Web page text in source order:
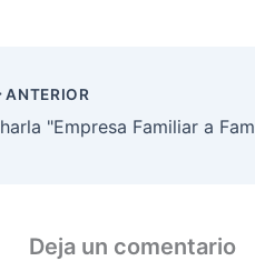
ANTERIOR
Deja un comentario